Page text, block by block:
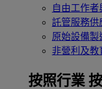
自由工作者
託管服務供
原始設備製
非營利及教
按照行業